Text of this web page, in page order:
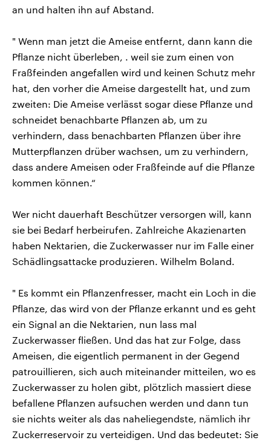
an und halten ihn auf Abstand.
" Wenn man jetzt die Ameise entfernt, dann kann die
Pflanze nicht überleben, . weil sie zum einen von
Fraßfeinden angefallen wird und keinen Schutz mehr
hat, den vorher die Ameise dargestellt hat, und zum
zweiten: Die Ameise verlässt sogar diese Pflanze und
schneidet benachbarte Pflanzen ab, um zu
verhindern, dass benachbarten Pflanzen über ihre
Mutterpflanzen drüber wachsen, um zu verhindern,
dass andere Ameisen oder Fraßfeinde auf die Pflanze
kommen können.“
Wer nicht dauerhaft Beschützer versorgen will, kann
sie bei Bedarf herbeirufen. Zahlreiche Akazienarten
haben Nektarien, die Zuckerwasser nur im Falle einer
Schädlingsattacke produzieren. Wilhelm Boland.
" Es kommt ein Pflanzenfresser, macht ein Loch in die
Pflanze, das wird von der Pflanze erkannt und es geht
ein Signal an die Nektarien, nun lass mal
Zuckerwasser fließen. Und das hat zur Folge, dass
Ameisen, die eigentlich permanent in der Gegend
patrouillieren, sich auch miteinander mitteilen, wo es
Zuckerwasser zu holen gibt, plötzlich massiert diese
befallene Pflanzen aufsuchen werden und dann tun
sie nichts weiter als das naheliegendste, nämlich ihr
Zuckerreservoir zu verteidigen. Und das bedeutet: Sie